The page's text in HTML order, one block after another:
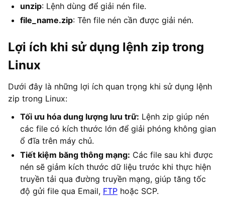
unzip: Lệnh dùng để giải nén file.
file_name.zip: Tên file nén cần được giải nén.
Lợi ích khi sử dụng lệnh zip trong
Linux
Dưới đây là những lợi ích quan trọng khi sử dụng lệnh
zip trong Linux:
Tối ưu hóa dung lượng lưu trữ: Lệnh zip giúp nén
các file có kích thước lớn để giải phóng không gian
ổ đĩa trên máy chủ.
Tiết kiệm băng thông mạng: Các file sau khi được
nén sẽ giảm kích thước dữ liệu trước khi thực hiện
truyền tải qua đường truyền mạng, giúp tăng tốc
độ gửi file qua Email, FTP hoặc SCP.